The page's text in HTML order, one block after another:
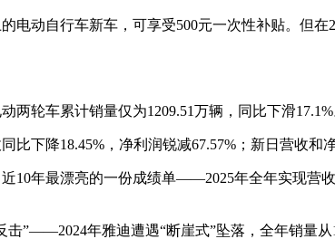
电动自行车新车，可享受500元一次性补贴。但
轮车累计销量仅为1209.51万辆，同比下滑17.1%
下降18.45%，净利润锐减67.57%；新日营收和净
年最漂亮的一份成绩单——2025年全年实现营收
”——2024年雅迪遭遇“断崖式”坠落，全年销量